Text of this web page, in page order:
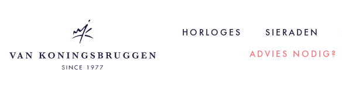
HORLOGES SIERADEN
ADVIES NODIG?